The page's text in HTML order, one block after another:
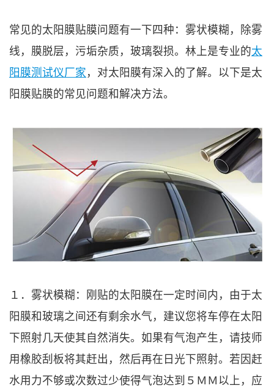
常见的太阳膜贴膜问题有一下四种：雾状模糊，除雾
线，膜脱层，污垢杂质，玻璃裂损。林上是专业的太
阳膜测试仪厂家，对太阳膜有深入的了解。以下是太
阳膜贴膜的常见问题和解决方法。
１．雾状模糊：刚贴的太阳膜在一定时间内，由于太
阳膜和玻璃之间还有剩余水气，建议您将车停在太阳
下照射几天使其自然消失。如果有气泡产生，请技师
用橡胶刮板将其赶出，然后再在日光下照射。若因赶
水用力不够或次数过少使得气泡达到５ＭＭ以上，应